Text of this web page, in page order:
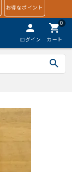
お得なポイント
person
ログイン
0
shopping_cart
カート
search